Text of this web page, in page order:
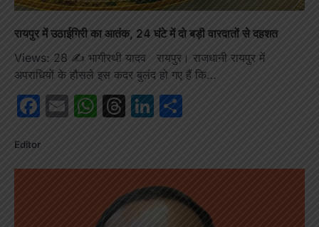
रायपुर में उठाईगिरी का आतंक, 24 घंटे में दो बड़ी वारदातों से दहशत
Views: 28 ✍️ भागीरथी यादव रायपुर। राजधानी रायपुर में
अपराधियों के हौसले इस कदर बुलंद हो गए हैं कि…
Facebook
EmailWhatsApp
Threads
LinkedIn
Editor